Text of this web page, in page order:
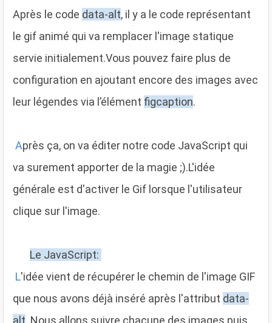
Après le code data-alt, il y a le code représentant
le gif animé qui va remplacer l'image statique
servie initialement.Vous pouvez faire plus de
configuration en ajoutant encore des images avec
leur légendes via l’élément figcaption.
Après ça, on va éditer notre code JavaScript qui
va surement apporter de la magie ;).L'idée
générale est d'activer le Gif lorsque l'utilisateur
clique sur l'image.
Le JavaScript:
L'idée vient de récupérer le chemin de l'image GIF
que nous avons déjà inséré après l'attribut data-
alt . Nous allons suivre chacune des images puis